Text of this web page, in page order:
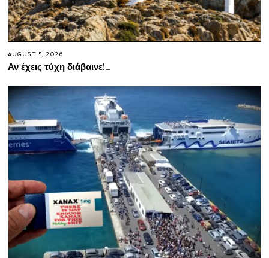
AUGUST 5, 2026
Αν έχεις τύχη διάβαινε!…